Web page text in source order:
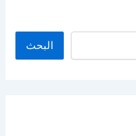
البحث